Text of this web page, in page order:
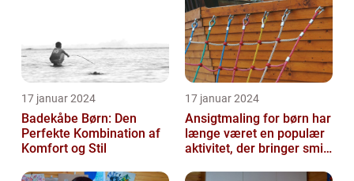
17 januar 2024
Badekåbe Børn: Den
Perfekte Kombination af
Komfort og Stil
17 januar 2024
Ansigtmaling for børn har
længe været en populær
aktivitet, der bringer smil